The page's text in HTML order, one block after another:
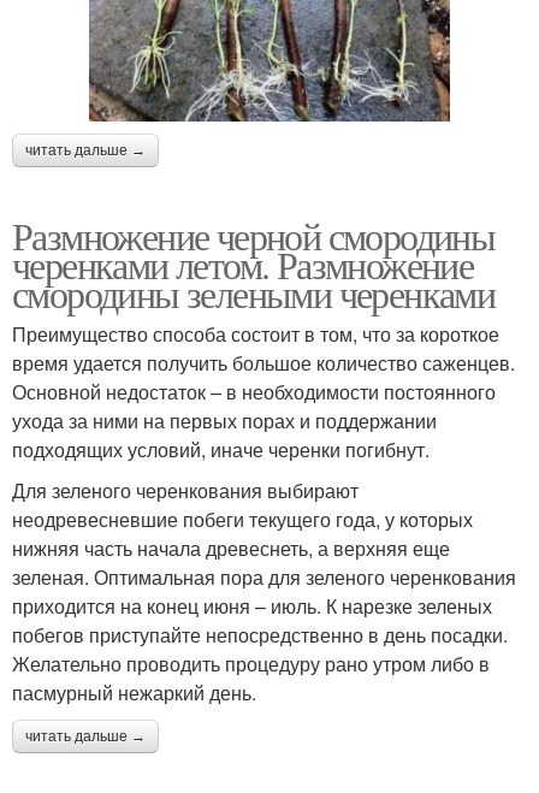
читать дальше →
Размножение черной смородины
черенками летом. Размножение
смородины зелеными черенками
Преимущество способа состоит в том, что за короткое
время удается получить большое количество саженцев.
Основной недостаток – в необходимости постоянного
ухода за ними на первых порах и поддержании
подходящих условий, иначе черенки погибнут.
Для зеленого черенкования выбирают
неодревесневшие побеги текущего года, у которых
нижняя часть начала древеснеть, а верхняя еще
зеленая. Оптимальная пора для зеленого черенкования
приходится на конец июня – июль. К нарезке зеленых
побегов приступайте непосредственно в день посадки.
Желательно проводить процедуру рано утром либо в
пасмурный нежаркий день.
читать дальше →